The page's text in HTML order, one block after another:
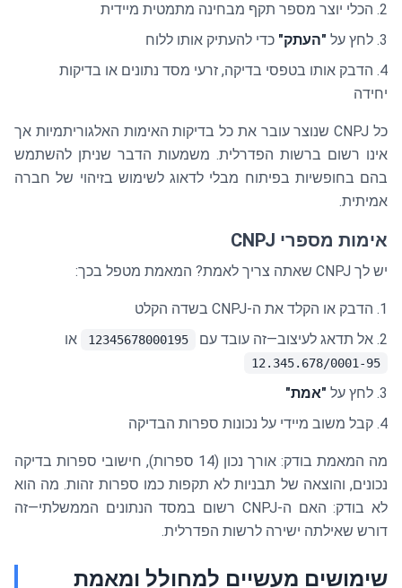
הכלי יוצר מספר תקף מבחינה מתמטית מיידית
לחץ על "העתק" כדי להעתיק אותו ללוח
הדבק אותו בטפסי בדיקה, זרעי מסד נתונים או בדיקות
יחידה
כל CNPJ שנוצר עובר את כל בדיקות האימות האלגוריתמיות אך
אינו רשום ברשות הפדרלית. משמעות הדבר שניתן להשתמש
בהם בחופשיות בפיתוח מבלי לדאוג לשימוש בזיהוי של חברה
אמיתית.
אימות מספרי CNPJ
יש לך CNPJ שאתה צריך לאמת? המאמת מטפל בכך:
הדבק או הקלד את ה-CNPJ בשדה הקלט
אל תדאג לעיצוב—זה עובד עם
12345678000195 או
12.345.678/0001-95
לחץ על "אמת"
קבל משוב מיידי על נכונות ספרות הבדיקה
מה המאמת בודק: אורך נכון (14 ספרות), חישובי ספרות בדיקה
נכונים, והוצאה של תבניות לא תקפות כמו ספרות זהות. מה הוא
לא בודק: האם ה-CNPJ רשום במסד הנתונים הממשלתי—זה
דורש שאילתה ישירה לרשות הפדרלית.
שימושים מעשיים למחולל ומאמת